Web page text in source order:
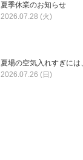
夏季休業のお知らせ
2026.07.28 (火)
夏場の空気入れすぎには
2026.07.26 (日)